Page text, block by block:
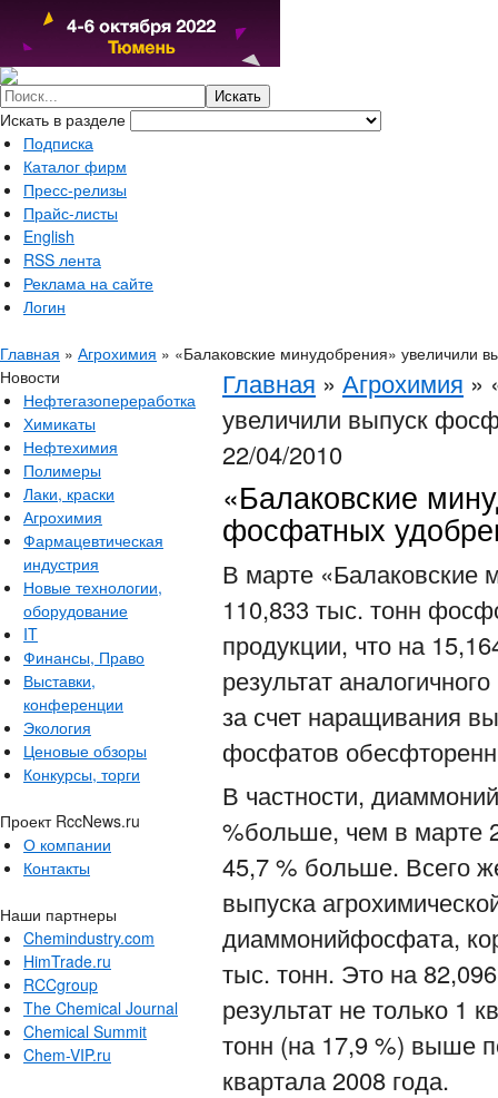
Искать в разделе
Подписка
Каталог фирм
Пресс-релизы
Прайс-листы
English
RSS лента
Реклама на сайте
Логин
Главная » Агрохимия » «Балаковские минудобрения» увеличили
Новости
Нефтегазопереработка
Химикаты
Нефтехимия
Полимеры
Лаки, краски
Агрохимия
Фармацевтическая
индустрия
Новые технологии,
оборудование
IT
Финансы, Право
Выставки,
конференции
Экология
Ценовые обзоры
Конкурсы, торги
Проект RccNews.ru
О компании
Контакты
Наши партнеры
Chemindustry.com
HimTrade.ru
RCCgroup
The Chemical Journal
Chemical Summit
Chem-VIP.ru
Главная » Агрохимия »
увеличили выпуск
22/04/2010
«Балаковские
фосфатных
В марте «Балаковские
110,833 тыс. тонн
продукции, что на
результат
за счет наращивания
фосфатов
В частности,
%больше, чем в марте
45,7 % больше. Всего
выпуска
диаммонийфосфата,
тыс. тонн. Это на
результат не только 1
тонн (на 17,9 %) выше
квартала 2008 года.